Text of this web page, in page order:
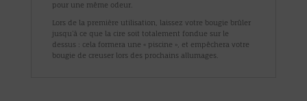
pour une même odeur.
Lors de la première utilisation, laissez votre bougie brûler
jusqu’à ce que la cire soit totalement fondue sur le
dessus : cela formera une « piscine », et empêchera votre
bougie de creuser lors des prochains allumages.